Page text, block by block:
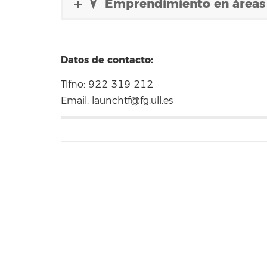
Emprendimiento en
Datos de contacto:
Tlfno: 922 319 212
Email: launchtf@fg.ull.es